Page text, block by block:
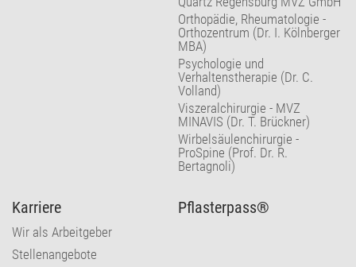
Orthopädie, Rheumatologie -
Orthozentrum (Dr. I. Kölnberger
MBA)
Psychologie und
Verhaltenstherapie (Dr. C.
Volland)
Viszeralchirurgie - MVZ
MINAVIS (Dr. T. Brückner)
Wirbelsäulenchirurgie -
ProSpine (Prof. Dr. R.
Bertagnoli)
Karriere
Wir als Arbeitgeber
Stellenangebote
Pflasterpass®